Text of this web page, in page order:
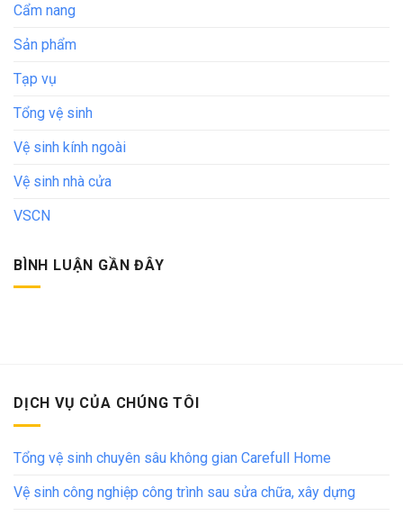
Cẩm nang
Sản phẩm
Tạp vụ
Tổng vệ sinh
Vệ sinh kính ngoài
Vệ sinh nhà cửa
VSCN
BÌNH LUẬN GẦN ĐÂY
DỊCH VỤ CỦA CHÚNG TÔI
Tổng vệ sinh chuyên sâu không gian Carefull Home
Vệ sinh công nghiệp công trình sau sửa chữa, xây dựng